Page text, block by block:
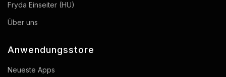
Fryda Einseiter (HU)
Über uns
Anwendungsstore
Neueste Apps